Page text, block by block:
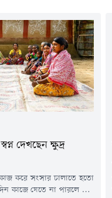
দেখছেন ক্ষুদ্র
করে সংসার চালাতে হতো
কাজে যেতে না পারলে ঘরে